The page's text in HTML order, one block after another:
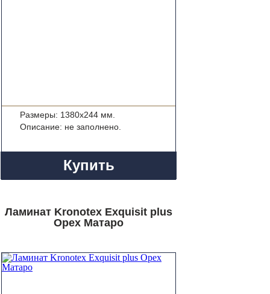
Размеры: 1380x244 мм.
Описание: не заполнено.
Купить
Ламинат Kronotex Exquisit plus
Орех Матаро